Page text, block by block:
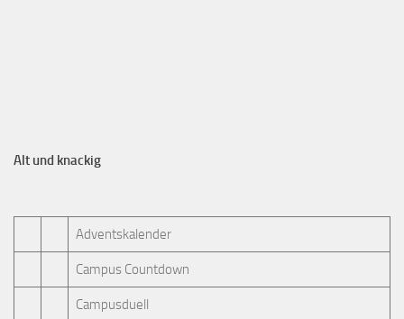
Alt und knackig
Adventskalender
Campus Countdown
Campusduell